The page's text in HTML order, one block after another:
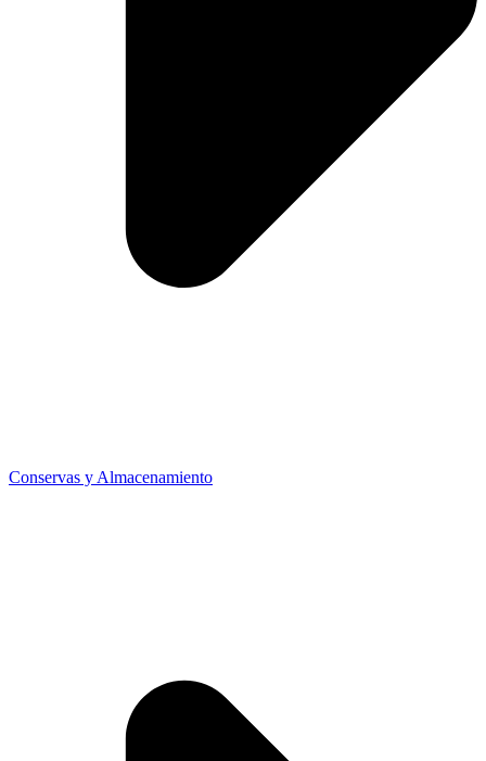
Conservas y Almacenamiento